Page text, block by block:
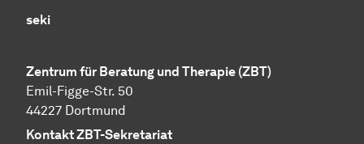
seki
Zentrum für Beratung und Therapie (ZBT)
Emil-Figge-Str. 50
44227 Dortmund
Kontakt ZBT-Sekretariat